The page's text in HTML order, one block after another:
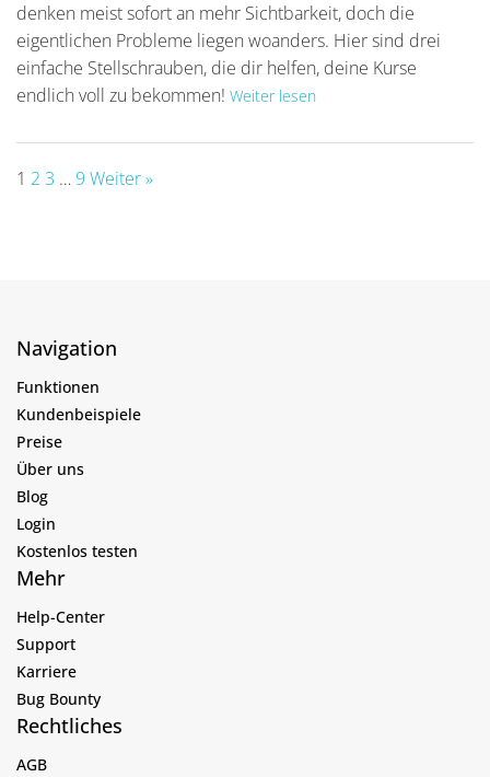
denken meist sofort an mehr Sichtbarkeit, doch die
eigentlichen Probleme liegen woanders. Hier sind drei
einfache Stellschrauben, die dir helfen, deine Kurse
endlich voll zu bekommen! Weiter lesen
1 2 3 … 9 Weiter »
Navigation
Funktionen
Kundenbeispiele
Preise
Über uns
Blog
Login
Kostenlos testen
Mehr
Help-Center
Support
Karriere
Bug Bounty
Rechtliches
AGB